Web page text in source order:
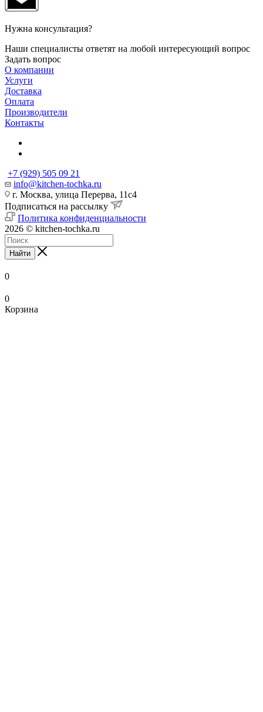
Нужна консультация?
Наши специалисты ответят на любой интересующий вопрос
Задать вопрос
О компании
Услуги
Доставка
Оплата
Производители
Контакты
+7 (929) 505 09 21
info@kitchen-tochka.ru
г. Москва, улица Перерва, 11с4
Подписаться на рассылку
Политика конфиденциальности
2026 © kitchen-tochka.ru
Найти
0
0
Корзина